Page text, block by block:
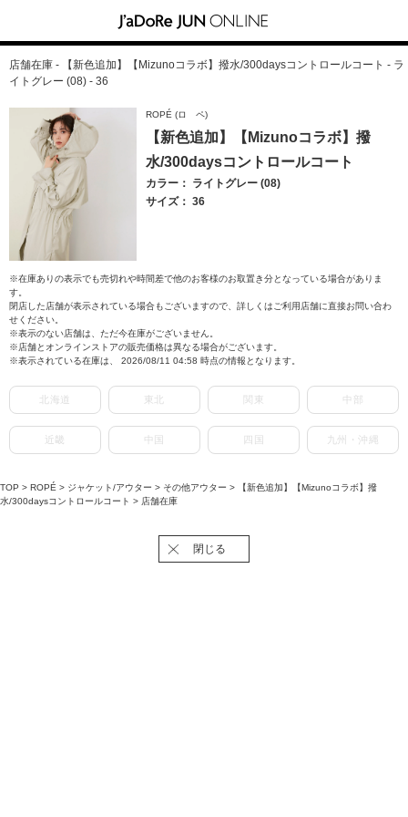
店舗在庫 - 【新色追加】【Mizunoコラボ】撥水/300daysコントロールコート - ラ
イトグレー (08) - 36
ROPÉ (ロ ペ)
【新色追加】【Mizunoコラボ】撥
水/300daysコントロールコート
カラー： ライトグレー (08)
サイズ： 36
※在庫ありの表示でも売切れや時間差で他のお客様のお取置き分となっている場合がありま
す。
閉店した店舗が表示されている場合もございますので、詳しくはご利用店舗に直接お問い合わ
せください。
※表示のない店舗は、ただ今在庫がございません。
※店舗とオンラインストアの販売価格は異なる場合がございます。
※表示されている在庫は、 2026/08/11 04:58 時点の情報となります。
北海道 東北 関東 中部
近畿 中国 四国 九州・沖縄
TOP > ROPÉ > ジャケット/アウター > その他アウター >
【新色追加】【Mizunoコラボ】撥
水/300daysコントロールコート > 店舗在庫
閉じる